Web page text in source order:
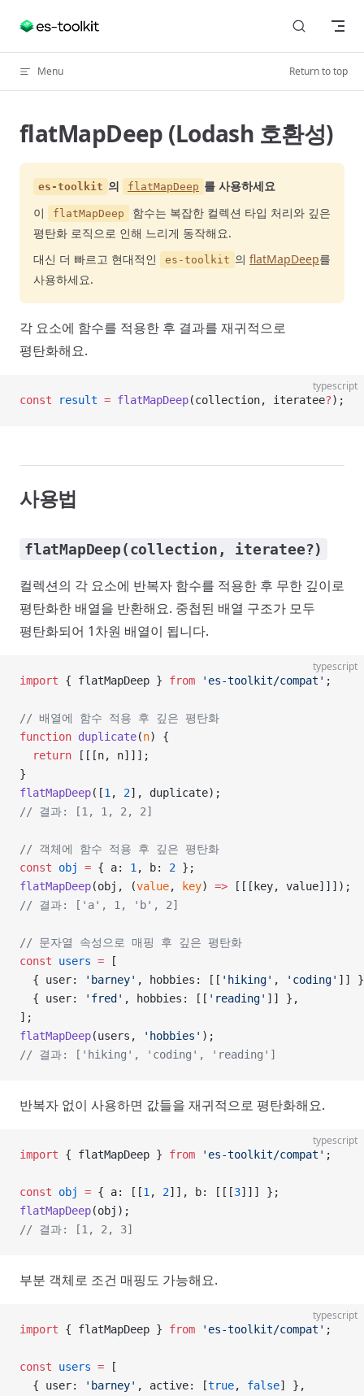
Skip to content
Menu Return to top
flatMapDeep (Lodash 호환성)
es-toolkit 의 flatMapDeep 를 사용하세요
이
flatMapDeep
함수는 복잡한 컬렉션 타입 처리와 깊은
평탄화 로직으로 인해 느리게 동작해요.
대신 더 빠르고 현대적인
es-toolkit 의 flatMapDeep를
사용하세요.
각 요소에 함수를 적용한 후 결과를 재귀적으로
평탄화해요.
typescript
const result = flatMapDeep(collection, iteratee?);
사용법
flatMapDeep(collection, iteratee?)
컬렉션의 각 요소에 반복자 함수를 적용한 후 무한 깊이로
평탄화한 배열을 반환해요. 중첩된 배열 구조가 모두
평탄화되어 1차원 배열이 됩니다.
typescript
import { flatMapDeep } from 'es-toolkit/compat' ;
// 배열에 함수 적용 후 깊은 평탄화
function duplicate(n) {
  return
[[[n, n]]];
}
flatMapDeep([1 , 2], duplicate);
// 결과: [1, 1, 2, 2]
// 객체에 함수 적용 후 깊은 평탄화
const obj = { a: 1 , b: 2 };
flatMapDeep(obj, (value, key) => [[[key, value]]]);
// 결과: ['a', 1, 'b', 2]
// 문자열 속성으로 매핑 후 깊은 평탄화
const users = [
  { user:
'barney' , hobbies: [[ 'hiking' , 'coding' ]]
  { user:
'fred' , hobbies: [[ 'reading' ]] },
];
flatMapDeep(users, 'hobbies' );
// 결과: ['hiking', 'coding', 'reading']
반복자 없이 사용하면 값들을 재귀적으로 평탄화해요.
typescript
import { flatMapDeep } from 'es-toolkit/compat' ;
const obj = { a: [[1 , 2]], b: [[[3]]] };
flatMapDeep(obj);
// 결과: [1, 2, 3]
부분 객체로 조건 매핑도 가능해요.
typescript
import { flatMapDeep } from 'es-toolkit/compat' ;
const users = [
  { user:
'barney' , active: [true, false] },